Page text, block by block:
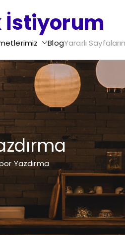
İstiyorum
- Proje Yazdırma - Rapor
BlogYararlı
Yazdırma